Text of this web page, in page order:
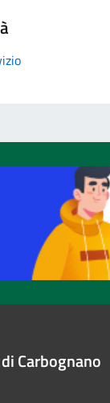
Carbognano